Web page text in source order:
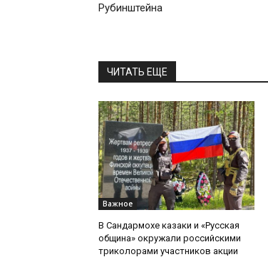
Рубинштейна
ЧИТАТЬ ЕЩЕ
Важное
В Сандармохе казаки и «Русская
община» окружали российскими
триколорами участников акции